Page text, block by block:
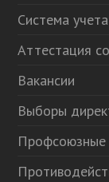
Система
Аттестация
Вакансии
Выборы
Профсоюзные